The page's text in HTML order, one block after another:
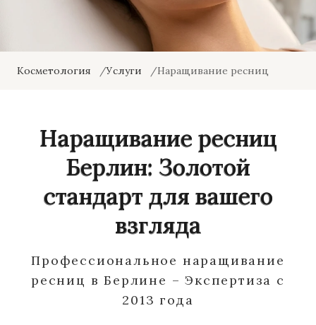
Косметология Услуги Наращивание ресниц
Наращивание ресниц
Берлин: Золотой
стандарт для вашего
взгляда
Профессиональное наращивание
ресниц в Берлине – Экспертиза с
2013 года